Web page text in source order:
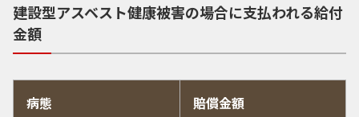
建設型アスベスト健康被害の場合に支払われる給付
金額
病態 賠償金額